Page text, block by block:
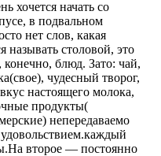
хочется начать со
в подвальном
нет слов, какая
называть столовой, это
блюд. Зато: чай,
чудесный творог,
настоящего молока,
продукты(
непередаваемо
второе — постоянно